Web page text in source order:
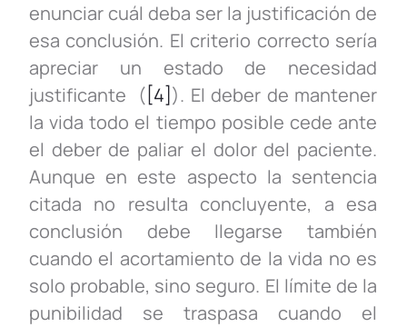
enunciar cuál deba ser la justificación de
esa conclusión. El criterio correcto sería
apreciar un estado de necesidad
justificante ( [4] ). El deber de mantener
la vida todo el tiempo posible cede ante
el deber de paliar el dolor del paciente.
Aunque en este aspecto la sentencia
citada no resulta concluyente, a esa
conclusión debe llegarse también
cuando el acortamiento de la vida no es
solo probable, sino seguro. El límite de la
punibilidad se traspasa cuando el